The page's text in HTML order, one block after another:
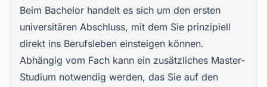
Beim Bachelor handelt es sich um den ersten
universitären Abschluss, mit dem Sie prinzipiell
direkt ins Berufsleben einsteigen können.
Abhängig vom Fach kann ein zusätzliches Master-
Studium notwendig werden, das Sie auf den